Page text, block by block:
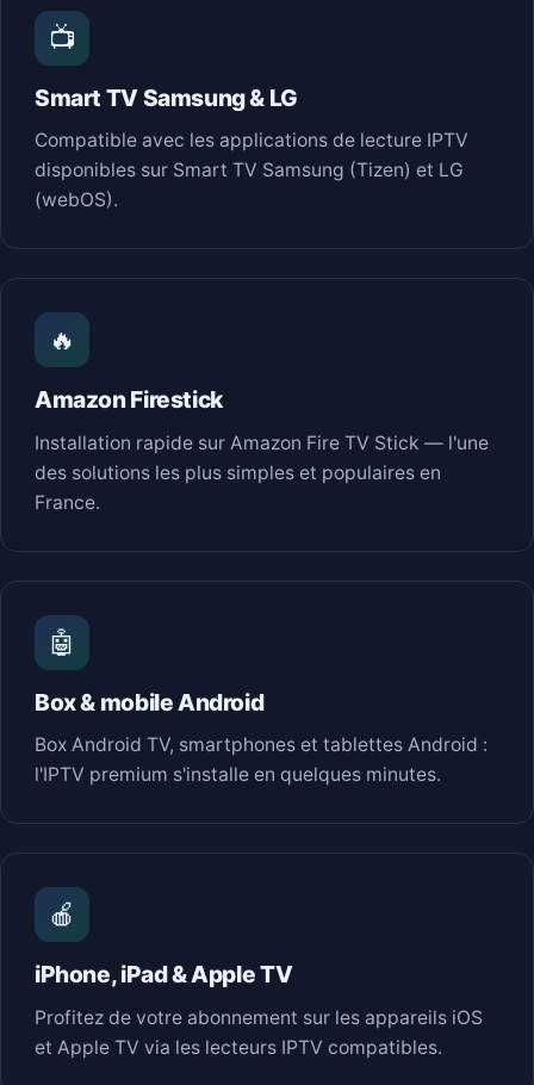
📺
Smart TV Samsung & LG
Compatible avec les applications de lecture IPTV
disponibles sur Smart TV Samsung (Tizen) et LG
(webOS).
🔥
Amazon Firestick
Installation rapide sur Amazon Fire TV Stick — l'une
des solutions les plus simples et populaires en
France.
🤖
Box & mobile Android
Box Android TV, smartphones et tablettes Android :
l'IPTV premium s'installe en quelques minutes.
🍎
iPhone, iPad & Apple TV
Profitez de votre abonnement sur les appareils iOS
et Apple TV via les lecteurs IPTV compatibles.